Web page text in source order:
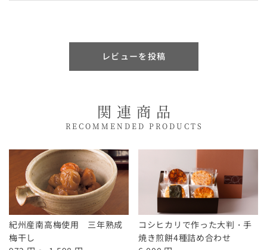
レビューを投稿
関連商品
RECOMMENDED PRODUCTS
紀州産南高梅使用 三年熟成
梅干し
コシヒカリで作った大判・手
焼き煎餅4種詰め合わせ